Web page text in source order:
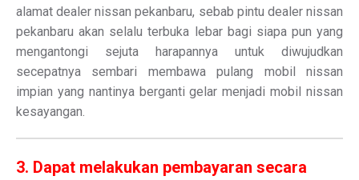
alamat dealer nissan pekanbaru, sebab pintu dealer nissan
pekanbaru akan selalu terbuka lebar bagi siapa pun yang
mengantongi sejuta harapannya untuk diwujudkan
secepatnya sembari membawa pulang mobil nissan
impian yang nantinya berganti gelar menjadi mobil nissan
kesayangan.
3. Dapat melakukan pembayaran secara